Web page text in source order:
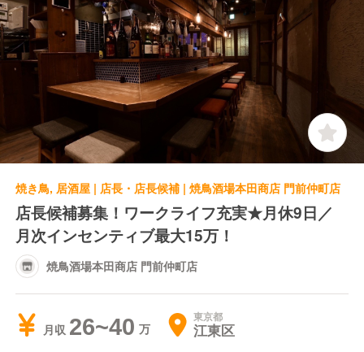
焼き鳥, 居酒屋 | 店長・店長候補 | 焼鳥酒場本田商店 門前仲町店
店長候補募集！ワークライフ充実★月休9日／
月次インセンティブ最大15万！
焼鳥酒場本田商店 門前仲町店
月収 26~40 東京都
江東区